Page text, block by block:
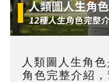
人類圖人生角
角色完整介紹